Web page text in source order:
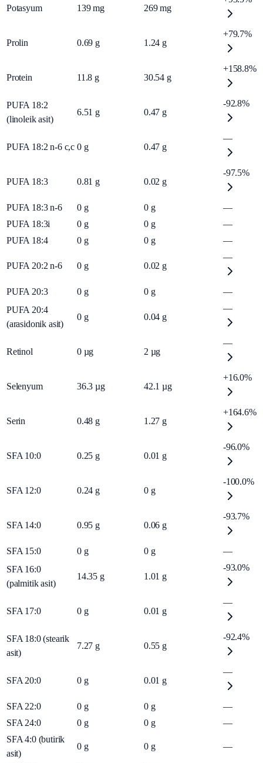
Potasyum 139 mg 269 mg
Prolin 0.69 g 1.24 g
+79.7%
Protein 11.8 g 30.54 g
+158.8%
PUFA 18:2
(linoleik asit)
6.51 g 0.47 g
-92.8%
PUFA 18:2 n-6 c,c 0 g 0.47 g
—
PUFA 18:3 0.81 g 0.02 g
-97.5%
PUFA 18:3 n-6 0 g 0 g
—
PUFA 18:3i
0 g 0 g
—
PUFA 18:4
0 g 0 g —
PUFA 20:2 n-6 0 g 0.02 g
—
PUFA 20:3 0 g 0 g
—
PUFA 20:4
(arasidonik asit)
0 g 0.04 g
—
Retinol 0 µg 2 µg
—
Selenyum 36.3 µg 42.1 µg
+16.0%
Serin 0.48 g 1.27 g
+164.6%
SFA 10:0 0.25 g 0.01 g
-96.0%
SFA 12:0 0.24 g 0 g
-100.0%
SFA 14:0 0.95 g 0.06 g
-93.7%
SFA 15:0 0 g 0 g
—
SFA 16:0
(palmitik asit)
14.35 g 1.01 g
-93.0%
SFA 17:0 0 g 0.01 g
—
SFA 18:0 (stearik
asit)
7.27 g 0.55 g
-92.4%
SFA 20:0 0 g 0.01 g
—
SFA 22:0 0 g 0 g
—
SFA 24:0
0 g 0 g
—
SFA 4:0 (butirik
asit)
0 g 0 g —